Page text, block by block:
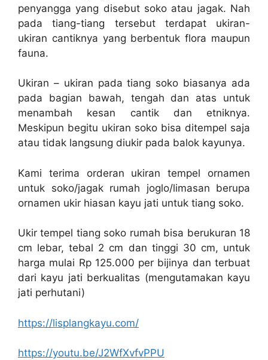
penyangga yang disebut soko atau jagak. Nah
pada tiang-tiang tersebut terdapat ukiran-
ukiran cantiknya yang berbentuk flora maupun
fauna.
Ukiran – ukiran pada tiang soko biasanya ada
pada bagian bawah, tengah dan atas untuk
menambah kesan cantik dan etniknya.
Meskipun begitu ukiran soko bisa ditempel saja
atau tidak langsung diukir pada balok kayunya.
Kami terima orderan ukiran tempel ornamen
untuk soko/jagak rumah joglo/limasan berupa
ornamen ukir hiasan kayu jati untuk tiang soko.
Ukir tempel tiang soko rumah bisa berukuran 18
cm lebar, tebal 2 cm dan tinggi 30 cm, untuk
harga mulai Rp 125.000 per bijinya dan terbuat
dari kayu jati berkualitas (mengutamakan kayu
jati perhutani)
https://lisplangkayu.com/
https://youtu.be/J2WfXvfvPPU